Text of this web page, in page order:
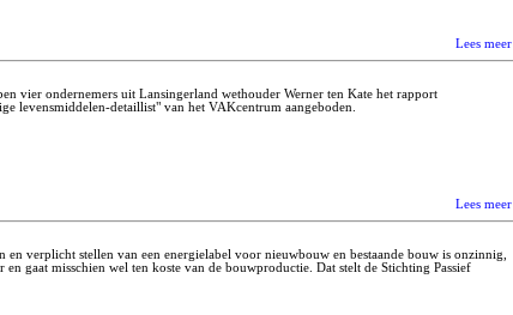
Lees meer
vier ondernemers uit Lansingerland wethouder Werner ten Kate het rapport
levensmiddelen-detaillist" van het VAKcentrum aangeboden.
Lees meer
en verplicht stellen van een energielabel voor nieuwbouw en bestaande bouw is onzinnig,
gaat misschien wel ten koste van de bouwproductie. Dat stelt de Stichting Passief